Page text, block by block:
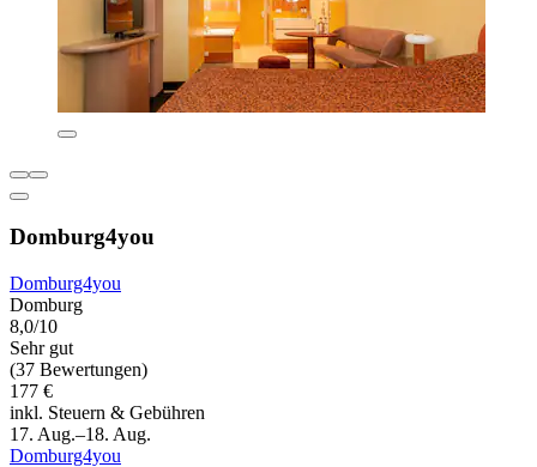
Domburg4you
Domburg4you
Domburg
8,0/10
Sehr gut
(37 Bewertungen)
177 €
inkl. Steuern & Gebühren
17. Aug.–18. Aug.
Domburg4you